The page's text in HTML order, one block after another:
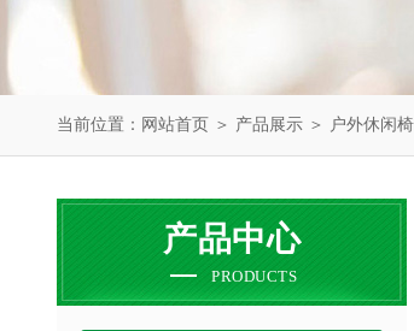
当前位置： 网站首页 ＞ 产品展示 ＞ 户外休闲椅
产品中心
PRODUCTS